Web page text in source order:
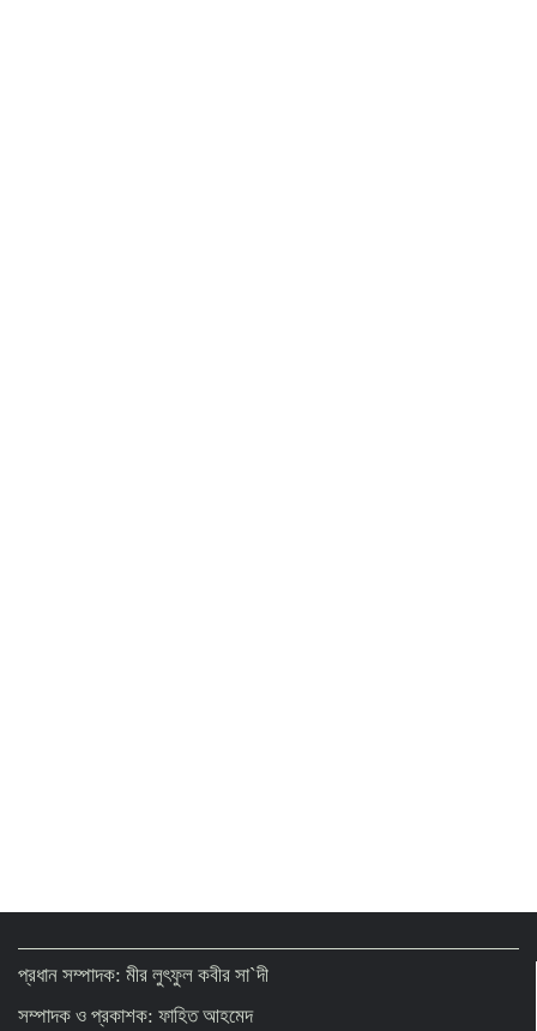
প্রধান সম্পাদক: মীর লুৎফুল কবীর সা`দী
সম্পাদক ও প্রকাশক: ফাহিত আহমেদ